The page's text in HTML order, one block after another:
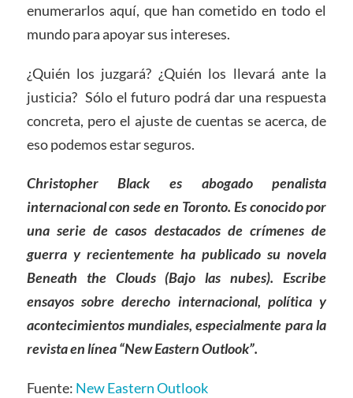
enumerarlos aquí, que han cometido en todo el
mundo para apoyar sus intereses.
¿Quién los juzgará? ¿Quién los llevará ante la
justicia? Sólo el futuro podrá dar una respuesta
concreta, pero el ajuste de cuentas se acerca, de
eso podemos estar seguros.
Christopher Black es abogado penalista
internacional con sede en Toronto. Es conocido por
una serie de casos destacados de crímenes de
guerra y recientemente ha publicado su novela
Beneath the Clouds (Bajo las nubes). Escribe
ensayos sobre derecho internacional, política y
acontecimientos mundiales, especialmente para la
revista en línea “New Eastern Outlook”.
Fuente: New Eastern Outlook